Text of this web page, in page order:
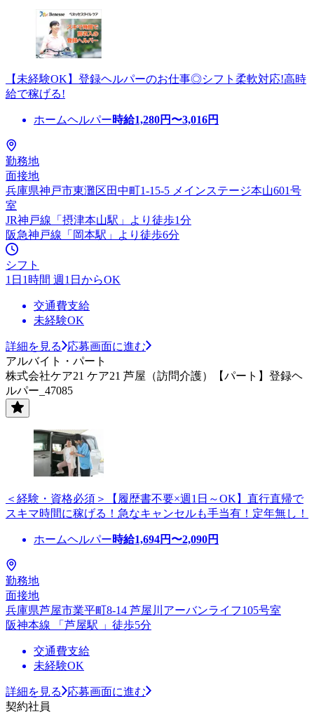
【未経験OK】登録ヘルパーのお仕事◎シフト柔軟対応!高時
給で稼げる!
ホームヘルパー時給1,280円〜3,016円
勤務地
面接地
兵庫県神戸市東灘区田中町1-15-5 メインステージ本山601号
室
JR神戸線「摂津本山駅」より徒歩1分
阪急神戸線「岡本駅」より徒歩6分
シフト
1日1時間 週1日からOK
交通費支給
未経験OK
詳細を見る
応募画面に進む
アルバイト・パート
株式会社ケア21 ケア21 芦屋（訪問介護）【パート】登録ヘ
ルパー_47085
＜経験・資格必須＞【履歴書不要×週1日～OK】直行直帰で
スキマ時間に稼げる！急なキャンセルも手当有！定年無し！
ホームヘルパー時給1,694円〜2,090円
勤務地
面接地
兵庫県芦屋市業平町8-14 芦屋川アーバンライフ105号室
阪神本線 「芦屋駅 」徒歩5分
交通費支給
未経験OK
詳細を見る
応募画面に進む
契約社員